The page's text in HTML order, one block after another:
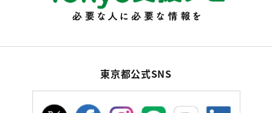
東京都公式SNS